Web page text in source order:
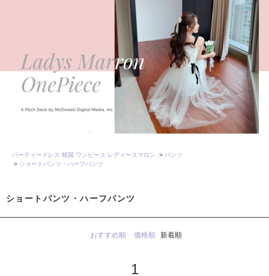
パーティードレス 韓国 ワンピース レディースマロン > パンツ
> ショートパンツ・ハーフパンツ
ショートパンツ・ハーフパンツ
おすすめ順 価格順 新着順
1